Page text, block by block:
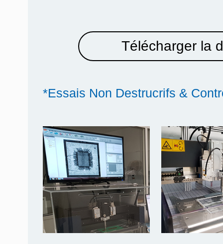
Télécharger la
*Essais Non Destrucrifs &